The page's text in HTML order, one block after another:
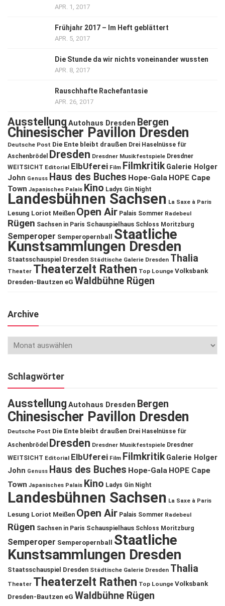
APR. 1, 2017
Frühjahr 2017 – Im Heft geblättert
APR. 5, 2017
Die Stunde da wir nichts voneinander wussten
APR. 8, 2017
Rauschhafte Rachefantasie
APR. 26, 2017
Ausstellung Autohaus Dresden Bergen
Chinesischer Pavillon Dresden
Deutsche Post Die Ente bleibt draußen Drei Haselnüsse für
Aschenbrödel
Dresden Dresdner Musikfestspiele Dresdner
WEITSICHT Editorial ElbUferei Film Filmkritik Galerie Holger
John Genuss Haus des Buches Hope-Gala HOPE Cape
Town Japanisches Palais Kino Ladys Gin Night
Landesbühnen Sachsen La Saxe à Paris
Lesung Loriot Meißen Open Air Palais Sommer Radebeul
Rügen Sachsen in Paris Schauspielhaus Schloss Moritzburg
Semperoper Semperopernball Staatliche
Kunstsammlungen Dresden
Staatsschauspiel Dresden Städtische Galerie Dresden Thalia
Theater Theaterzelt Rathen Top Lounge Volksbank
Dresden-Bautzen eG Waldbühne Rügen
Archive
Schlagwörter
Ausstellung Autohaus Dresden Bergen
Chinesischer Pavillon Dresden
Deutsche Post Die Ente bleibt draußen Drei Haselnüsse für
Aschenbrödel
Dresden Dresdner Musikfestspiele Dresdner
WEITSICHT Editorial ElbUferei Film Filmkritik Galerie Holger
John Genuss Haus des Buches Hope-Gala HOPE Cape
Town Japanisches Palais Kino Ladys Gin Night
Landesbühnen Sachsen La Saxe à Paris
Lesung Loriot Meißen Open Air Palais Sommer Radebeul
Rügen Sachsen in Paris Schauspielhaus Schloss Moritzburg
Semperoper Semperopernball
Staatliche
Kunstsammlungen Dresden
Staatsschauspiel Dresden Städtische Galerie Dresden Thalia
Theater Theaterzelt Rathen Top Lounge Volksbank
Dresden-Bautzen eG Waldbühne Rügen